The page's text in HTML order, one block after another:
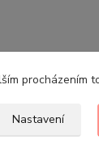
procházením
Nastavení